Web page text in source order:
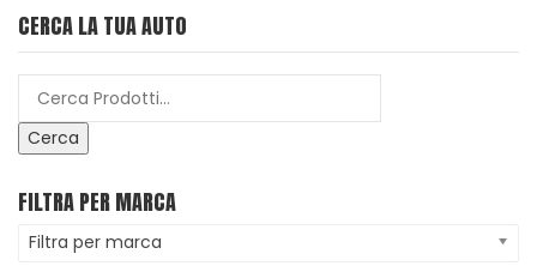
CERCA LA TUA AUTO
Cerca
FILTRA PER MARCA
Filtra per marca